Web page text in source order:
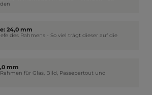
24,0 mm
des Rahmens - So viel trägt dieser auf die
mm
für Glas, Bild, Passepartout und